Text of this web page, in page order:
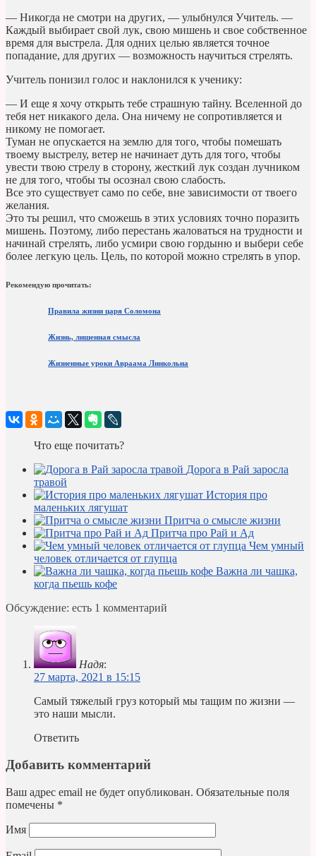
— Никогда не смотри на других, — улыбнулся Учитель. —
Каждый выбирает свой лук, свою мишень и свое собственное
время для выстрела. Для одних целью является точное
попадание, для других — возможность научиться стрелять.
Учитель понизил голос и наклонился к ученику:
— И еще я хочу открыть тебе страшную тайну. Вселенной до
тебя нет никакого дела. Она ничему не сопротивляется и
никому не помогает.
Туман не опускается на землю для того, чтобы помешать
твоему выстрелу, ветер не начинает дуть для того, чтобы
увести твою стрелу в сторону, жесткий лук создан лучником
не для того, чтобы ты осознал свою слабость.
Все это существует само по себе, вне зависимости от твоего
желания.
Это ты решил, что сможешь в этих условиях точно поразить
мишень. Поэтому, либо перестань жаловаться на трудности и
начинай стрелять, либо усмири свою гордыню и выбери себе
более легкую цель. Цель, по которой можно стрелять в упор.
Рекомендую прочитать:
Правила жизни царя Соломона
Жизнь, лишенная смысла
Жизненные уроки Авраама Линкольна
Что еще почитать?
Дорога в Рай заросла
травой
История про
маленьких лягушат
Притча о смысле жизни
Притча про Рай и Ад
Чем умный
человек отличается от глупца
Важна ли чашка,
когда пьешь кофе
Обсуждение: есть 1 комментарий
Надя:
27 марта, 2021 в 15:15
Самый тяжелый груз который мы тащим по жизни —
это наши мысли.
Ответить
Добавить комментарий
Ваш адрес email не будет опубликован. Обязательные поля
помечены *
Имя